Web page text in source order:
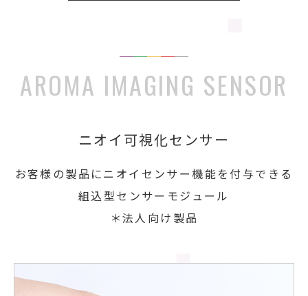
AROMA IMAGING SENSOR
ニオイ可視化センサー
お客様の製品にニオイセンサー機能を付与できる
組込型センサーモジュール
＊法人向け製品